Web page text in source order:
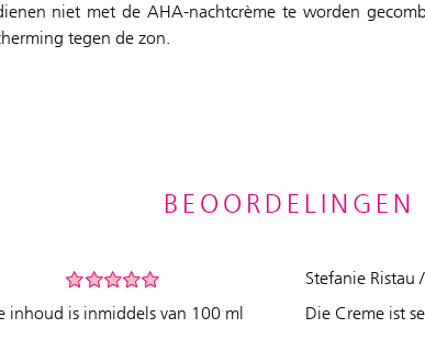
niet met de AHA-nachtcrème te worden
tegen de zon.
BEOORDELINGEN
inhoud is inmiddels van 100 ml
Stefanie
Die Creme ist